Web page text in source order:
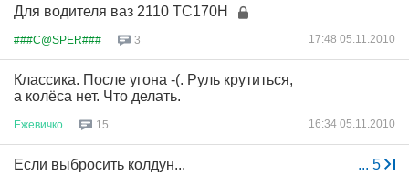
Для водителя ваз 2110 ТС170Н
###C@SPER### 3 17:48 05.11.2010
Классика. После угона -(. Руль крутиться,
а колёса нет. Что делать.
Ежевичко 15 16:34 05.11.2010
... 5
Если выбросить колдун...